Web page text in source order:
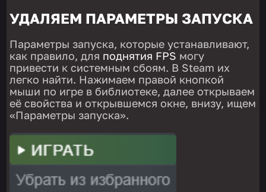
УДАЛЯЕМ ПАРАМЕТРЫ ЗАПУСКА
Параметры запуска, которые устанавливают,
как правило, для поднятия FPS могу
привести к системным сбоям. В Steam их
легко найти. Нажимаем правой кнопкой
мыши по игре в библиотеке, далее открываем
её свойства и открывшемся окне, внизу, ищем
«Параметры запуска».